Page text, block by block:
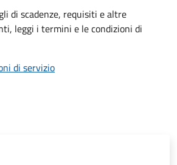
di scadenze, requisiti e altre
leggi i termini e le condizioni di
di servizio